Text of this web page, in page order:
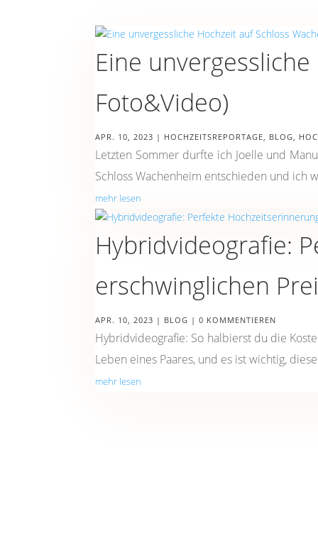
Eine
Foto&Video)
APR. 10, 2023 | HOCHZEITSREPORTAGE, BLOG,
Letzten Sommer durfte ich Joelle und
Schloss Wachenheim entschieden und ich
mehr lesen
Hybridvideografie:
erschwinglichen
APR. 10, 2023 | BLOG | 0 KOMMENTIEREN
Hybridvideografie: So halbierst du die
Leben eines Paares, und es ist wichtig,
mehr lesen